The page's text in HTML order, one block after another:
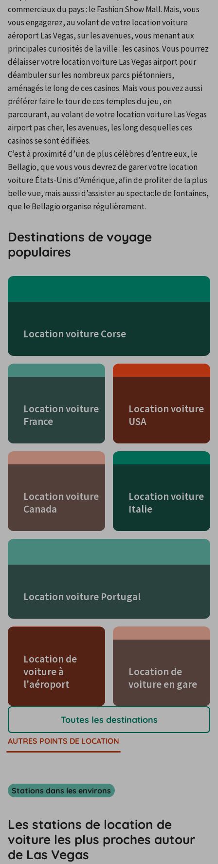
commerciaux du pays : le Fashion Show Mall. Mais, vous
vous engagerez, au volant de votre location voiture
aéroport Las Vegas, sur les avenues, vous menant aux
principales curiosités de la ville : les casinos. Vous pourrez
délaisser votre location voiture Las Vegas airport pour
déambuler sur les nombreux parcs piétonniers,
aménagés le long de ces casinos. Mais vous pouvez aussi
préférer faire le tour de ces temples du jeu, en
parcourant, au volant de votre location voiture Las Vegas
airport pas cher, les avenues, les long desquelles ces
casinos se sont édifiées.
C’est à proximité d’un de plus célèbres d’entre eux, le
Bellagio, que vous vous devrez de garer votre location
voiture États-Unis d’Amérique, afin de profiter de la plus
belle vue, mais aussi d’assister au spectacle de fontaines,
que le Bellagio organise régulièrement.
Destinations de voyage
populaires
Location voiture Corse
Location voiture
France
Location voiture
USA
Location voiture
Canada
Location voiture
Italie
Location voiture Portugal
Location de
voiture à
l'aéroport
Location de
voiture en gare
Toutes les destinations
AUTRES POINTS DE LOCATION
Stations dans les environs
Les stations de location de
voiture les plus proches autour
de Las Vegas